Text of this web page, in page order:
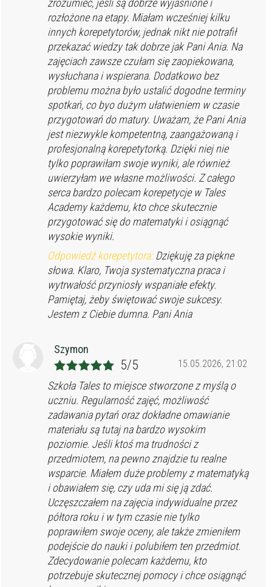
rozłożone na etapy. Miałam wcześniej kilku
innych korepetytorów, jednak nikt nie potrafił
przekazać wiedzy tak dobrze jak Pani Ania. Na
zajęciach zawsze czułam się zaopiekowana,
wysłuchana i wspierana. Dodatkowo bez
problemu można było ustalić dogodne terminy
spotkań, co byo dużym ułatwieniem w czasie
przygotowań do matury. Uważam, że Pani Ania
jest niezwykle kompetentną, zaangażowaną i
profesjonalną korepetytorką. Dzięki niej nie
tylko poprawiłam swoje wyniki, ale również
uwierzyłam we własne możliwości. Z całego
serca bardzo polecam korepetycje w Tales
Academy każdemu, kto chce skutecznie
przygotować się do matematyki i osiągnąć
wysokie wyniki.
Odpowiedź korepetytora:Dziękuję za piękne
słowa. Klaro, Twoja systematyczna praca i
wytrwałość przyniosły wspaniałe efekty.
Pamiętaj, żeby świętować swoje sukcesy.
Jestem z Ciebie dumna. Pani Ania
Szymon
15.05.2026, 21:02
5/5
Szkoła Tales to miejsce stworzone z myślą o
uczniu. Regularność zajęć, możliwość
zadawania pytań oraz dokładne omawianie
materiału są tutaj na bardzo wysokim
poziomie. Jeśli ktoś ma trudności z
przedmiotem, na pewno znajdzie tu realne
wsparcie. Miałem duże problemy z matematyką
i obawiałem się, czy uda mi się ją zdać.
Uczęszczałem na zajęcia indywidualne przez
półtora roku i w tym czasie nie tylko
poprawiłem swoje oceny, ale także zmieniłem
podejście do nauki i polubiłem ten przedmiot.
Zdecydowanie polecam każdemu, kto
potrzebuje skutecznej pomocy i chce osiągnąć